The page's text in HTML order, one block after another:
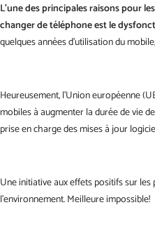
L'une des principales raisons pour
changer de téléphone est le
quelques années d'utilisation du
Heureusement, l'Union européenne
mobiles à augmenter la durée de vie
prise en charge des mises à jour
Une initiative aux effets positifs sur
l'environnement. Meilleure impossible!